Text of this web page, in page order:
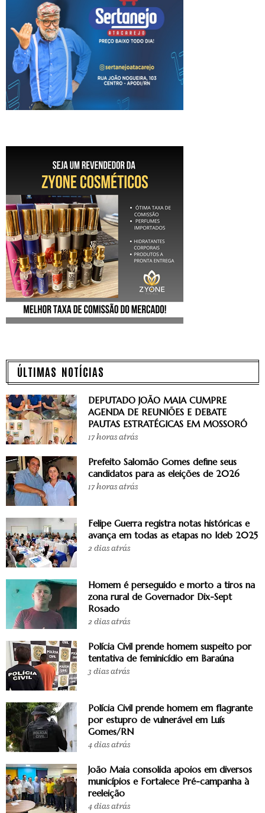
ÚLTIMAS NOTÍCIAS
DEPUTADO JOÃO MAIA CUMPRE
AGENDA DE REUNIÕES E DEBATE
PAUTAS ESTRATÉGICAS EM MOSSORÓ
17 horas atrás
Prefeito Salomão Gomes define seus
candidatos para as eleições de 2026
17 horas atrás
Felipe Guerra registra notas históricas e
avança em todas as etapas no Ideb 2025
2 dias atrás
Homem é perseguido e morto a tiros na
zona rural de Governador Dix-Sept
Rosado
2 dias atrás
Polícia Civil prende homem suspeito por
tentativa de feminicídio em Baraúna
3 dias atrás
Polícia Civil prende homem em flagrante
por estupro de vulnerável em Luís
Gomes/RN
4 dias atrás
João Maia consolida apoios em diversos
municípios e Fortalece Pré-campanha à
reeleição
4 dias atrás